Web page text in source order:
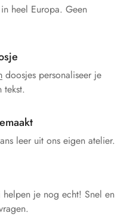
heel Europa. Geen
doosjes personaliseer je
tekst.
leer uit ons eigen atelier.
je nog echt! Snel en